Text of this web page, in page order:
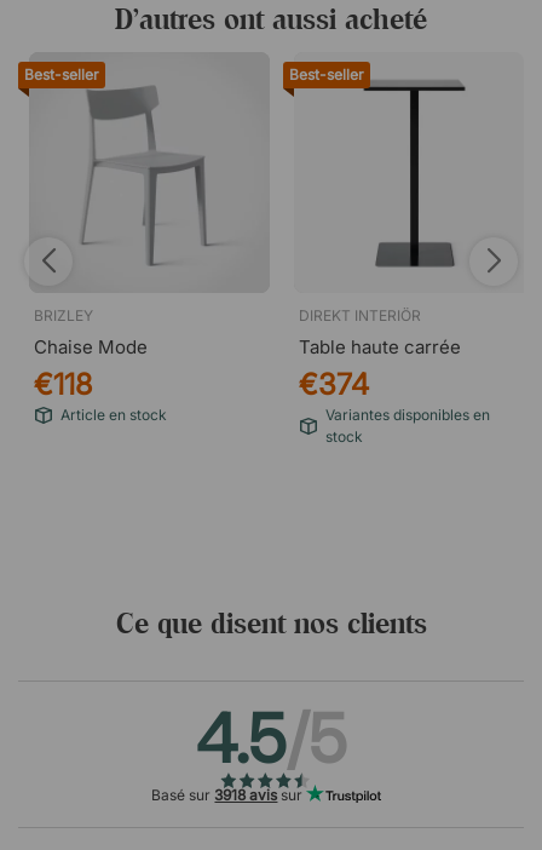
D’autres ont aussi acheté
Best-seller
BRIZLEY
Chaise Mode
€118
Article en stock
Best-seller
DIREKT INTERIÖR
Table haute carrée
€374
Variantes disponibles en
stock
Ce que disent nos clients
4.5/5
Basé sur 3918 avis sur